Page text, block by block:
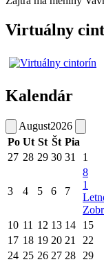
Virtuálny
Kalendár
August2026
Po Ut St Št Pia
27 28 29 30 31 1
3 4 5 6 7
8
1
10 11 12 13 14 15
17 18 19 20 21 22
24 25 26 27 28 29